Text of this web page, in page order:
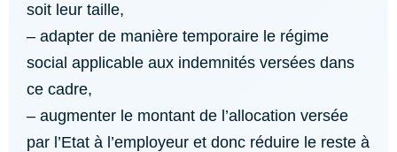
soit leur taille,
– adapter de manière temporaire le régime
social applicable aux indemnités versées dans
ce cadre,
– augmenter le montant de l’allocation versée
par l’Etat à l’employeur et donc réduire le reste à